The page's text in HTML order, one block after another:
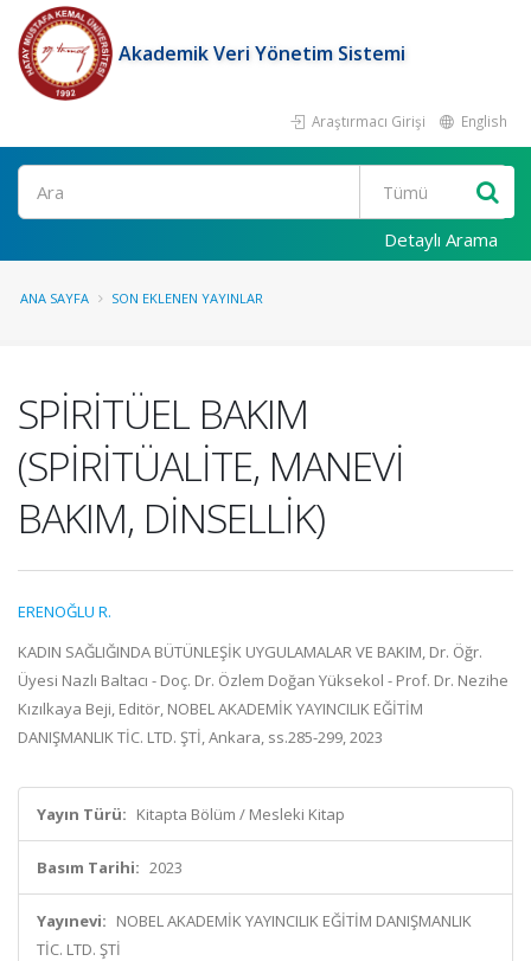
Akademik Veri Yönetim Sistemi
Araştırmacı Girişi English
Ara
Detaylı Arama
ANA SAYFA SON EKLENEN YAYINLAR
SPİRİTÜEL BAKIM
(SPİRİTÜALİTE, MANEVİ
BAKIM, DİNSELLİK)
ERENOĞLU R.
KADIN SAĞLIĞINDA BÜTÜNLEŞİK UYGULAMALAR VE BAKIM, Dr. Öğr.
Üyesi Nazlı Baltacı - Doç. Dr. Özlem Doğan Yüksekol - Prof. Dr. Nezihe
Kızılkaya Beji, Editör, NOBEL AKADEMİK YAYINCILIK EĞİTİM
DANIŞMANLIK TİC. LTD. ŞTİ, Ankara, ss.285-299, 2023
Yayın Türü: Kitapta Bölüm / Mesleki Kitap
Basım Tarihi: 2023
Yayınevi: NOBEL AKADEMİK YAYINCILIK EĞİTİM DANIŞMANLIK
TİC. LTD. ŞTİ